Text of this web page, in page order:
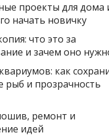
проекты для дома
начать новичку
что это за
и зачем оно
как
рыб и прозрачность
ремонт и
идей